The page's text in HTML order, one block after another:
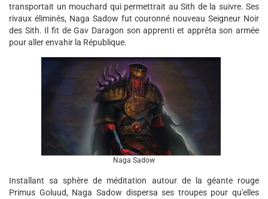
transportait un mouchard qui permettrait au Sith de la suivre. Ses
rivaux éliminés, Naga Sadow fut couronné nouveau Seigneur Noir
des Sith. Il fit de Gav Daragon son apprenti et apprêta son armée
pour aller envahir la République.
Naga Sadow
Installant sa sphère de méditation autour de la géante rouge
Primus Goluud, Naga Sadow dispersa ses troupes pour qu'elles